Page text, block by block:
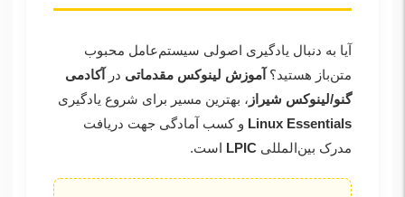
آیا به دنبال یادگیری اصولی سیستم‌عامل محبوب
متن‌باز هستید؟ آموزش لینوکس مقدماتی در
آکادمی
گنو/لینوکس شیراز ، بهترین مسیر برای شروع یادگیری
Linux Essentials و کسب آمادگی جهت دریافت
مدرک بین‌المللی LPIC است.